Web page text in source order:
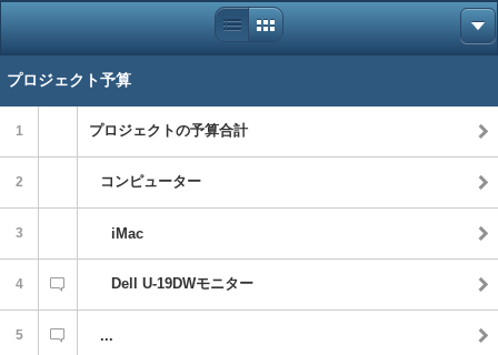
プロジェクト予算
1 プロジェクトの予算合計
2 コンピューター
3 iMac
4 Dell U-19DWモニター
5 ...